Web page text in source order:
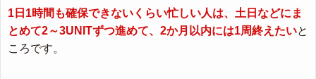
1日1時間も確保できないくらい忙しい人は、土日などにま
とめて2～3UNITずつ進めて、2か月以内には1周終えたいと
ころです。